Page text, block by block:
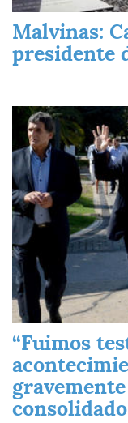
Malvinas:
presidente
Imagen
“Fuimos